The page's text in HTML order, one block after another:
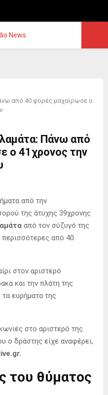
από 40 φορές μαχαίρωσε ο
Πάνω από
ο 41χρονος την
από την
της άτυχης 39χρονης
από τον σύζυγό της
περισσότερες από 40
στον αριστερό
και την πλάτη της
ευρήματα της
στο αριστερό της
ο δράστης είχε αναφέρει,
του θύματος